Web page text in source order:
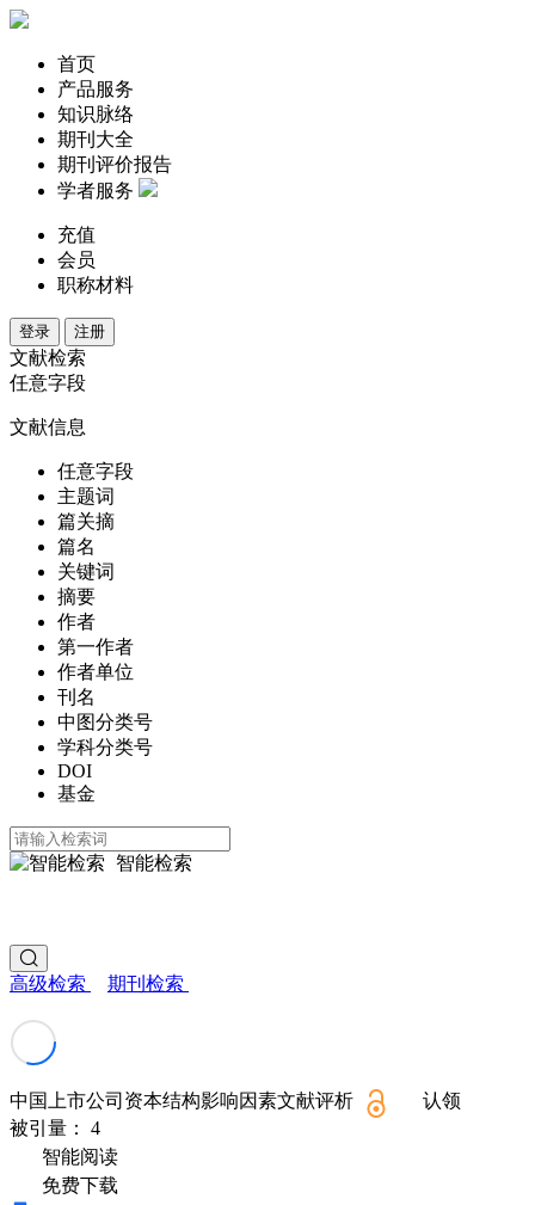
首页
产品服务
知识脉络
期刊大全
期刊评价报告
学者服务
充值
会员
职称材料
登录 注册
文献检索
任意字段
文献信息
任意字段
主题词
篇关摘
篇名
关键词
摘要
作者
第一作者
作者单位
刊名
中图分类号
学科分类号
DOI
基金
智能检索
高级检索 期刊检索
中国上市公司资本结构影响因素文献评析
认领
被引量： 4
智能阅读
免费下载